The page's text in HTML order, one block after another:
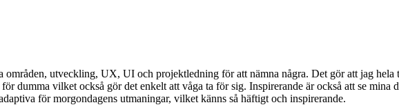
utveckling, UX, UI och projektledning för att nämna några. Det gör att jag hela
dumma vilket också gör det enkelt att våga ta för sig. Inspirerande är också att se mina
för morgondagens utmaningar, vilket känns så häftigt och inspirerande.